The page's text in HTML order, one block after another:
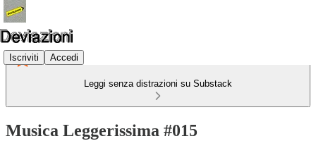
Iscriviti Accedi
Leggi senza distrazioni su Substack
Musica Leggerissima #015